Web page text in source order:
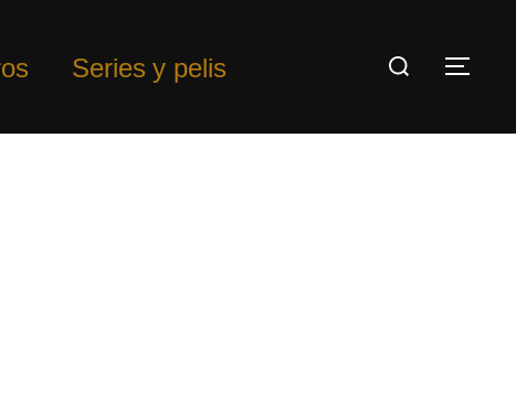
Series y pelis